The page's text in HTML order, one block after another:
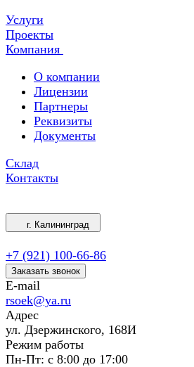
Услуги
Проекты
Компания
О компании
Лицензии
Партнеры
Реквизиты
Документы
Склад
Контакты
г. Калининград
+7 (921) 100-66-86
Заказать звонок
E-mail
rsoek@ya.ru
Адрес
ул. Дзержинского, 168И
Режим работы
Пн-Пт: с 8:00 до 17:00